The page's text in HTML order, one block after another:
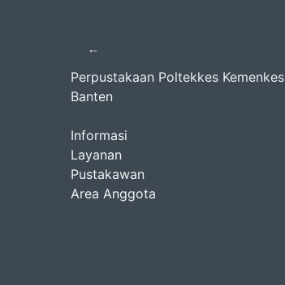
Perpustakaan Poltekkes Kemenkes
Banten
Informasi
Layanan
Pustakawan
Area Anggota